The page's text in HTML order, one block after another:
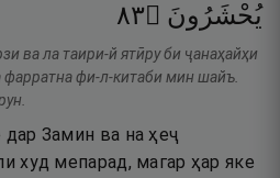
يُحْشَرُونَ ۝٣٨
ва ла таири-й ятӣру би ҷанаҳайҳи
фи-л-китаби мин шайъ.
дар Замин ва на ҳеҷ
худ мепарад, магар ҳар яке